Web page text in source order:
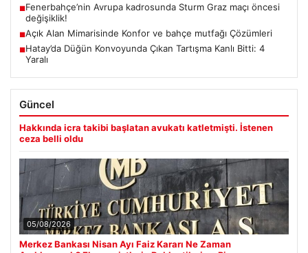
■Fenerbahçe’nin Avrupa kadrosunda Sturm Graz maçı öncesi
değişiklik!
■Açık Alan Mimarisinde Konfor ve bahçe mutfağı Çözümleri
■Hatay’da Düğün Konvoyunda Çıkan Tartışma Kanlı Bitti: 4
Yaralı
Güncel
Hakkında icra takibi başlatan avukatı katletmişti. İstenen
ceza belli oldu
05/08/2026
Merkez Bankası Nisan Ayı Faiz Kararı Ne Zaman